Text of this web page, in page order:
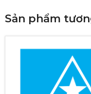
Sản phẩm